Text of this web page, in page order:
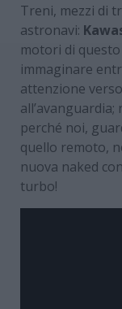
Treni, mezzi di
astronavi:
motori di
immaginare
attenzione
perché noi,
quello remoto,
nuova naked
turbo!